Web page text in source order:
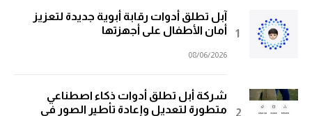
آبل تطلق أدوات رقابة أبوية جديدة لتعزيز
أمان الأطفال على أجهزتها
08/06/2026
شركة أبل تطلق أدوات ذكاء اصطناعي
متطورة لتعديل وإعادة تأطير الصور في